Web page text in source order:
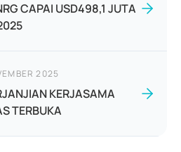
CAPAI USD498,1 JUTA
2025
KERJASAMA
TERBUKA